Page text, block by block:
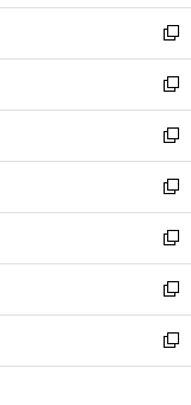
ウ
で
開
く
ン
ド
ウ
で
開
く
ウ
ィ
ン
ド
ウ
で
開
く
し
い
ウ
ィ
ン
ド
ウ
で
開
く
新
し
い
ウ
ィ
ン
ド
ウ
で
開
く
新
し
い
ウ
ィ
ン
ド
ウ
で
開
く
新
し
い
ウ
ィ
ン
ド
ウ
で
開
新
し
い
ウ
ィ
ン
ド
ウ
新
し
い
ウ
ィ
ン
新
し
い
ウ
新
し